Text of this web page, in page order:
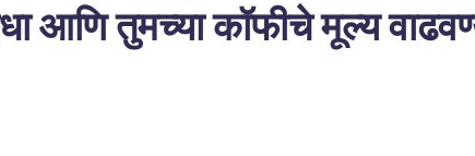
आणि तुमच्या कॉफीचे मूल्य